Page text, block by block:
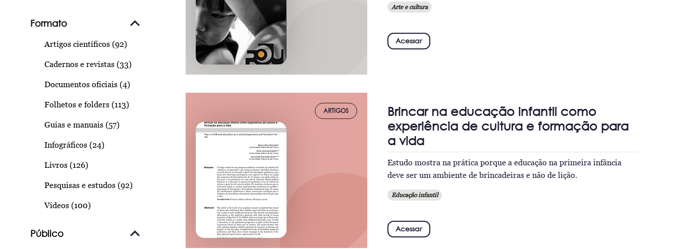
Formato
Artigos científicos (92)
Cadernos e revistas (33)
Documentos oficiais (4)
Folhetos e folders (113)
Guias e manuais (57)
Infográficos (24)
Livros (126)
Pesquisas e estudos (92)
Vídeos (100)
Público
Arte e cultura
Acessar
ARTIGOS
Brincar na educação infantil como
experiência de cultura e formação para
a vida
Estudo mostra na prática porque a educação na primeira infância
deve ser um ambiente de brincadeiras e não de lição.
Educação infantil
Acessar